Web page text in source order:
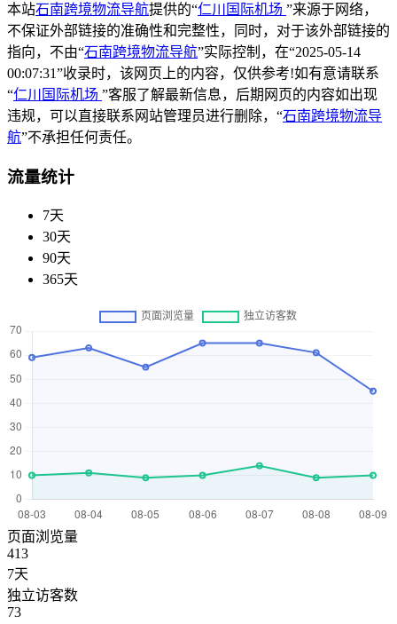
本站石南跨境物流导航提供的“仁川国际机场 ”来源于网络，
不保证外部链接的准确性和完整性，同时，对于该外部链接的
指向，不由“石南跨境物流导航”实际控制，在“2025-05-14
00:07:31”收录时，该网页上的内容，仅供参考!如有意请联系
“仁川国际机场 ”客服了解最新信息，后期网页的内容如出现
违规，可以直接联系网站管理员进行删除，“石南跨境物流导
航”不承担任何责任。
流量统计
7天
30天
90天
365天
页面浏览量
413
7天
独立访客数
73